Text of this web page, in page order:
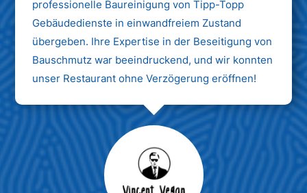
professionelle Baureinigung von Tipp-Topp
Gebäudedienste in einwandfreiem Zustand
übergeben. Ihre Expertise in der Beseitigung von
Bauschmutz war beeindruckend, und wir konnten
unser Restaurant ohne Verzögerung eröffnen!